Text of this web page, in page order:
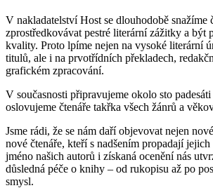
V nakladatelství Host se dlouhodobě snažíme
zprostředkovávat pestré literární zážitky a být
kvality. Proto lpíme nejen na vysoké literární
titulů, ale i na prvotřídních překladech,
grafickém zpracování.
V současnosti připravujeme okolo sto
oslovujeme čtenáře takřka všech žánrů a
Jsme rádi, že se nám daří objevovat nejen
nové čtenáře, kteří s nadšením propadají
jméno našich autorů i získaná ocenění nás
důsledná péče o knihy – od rukopisu až po
smysl.